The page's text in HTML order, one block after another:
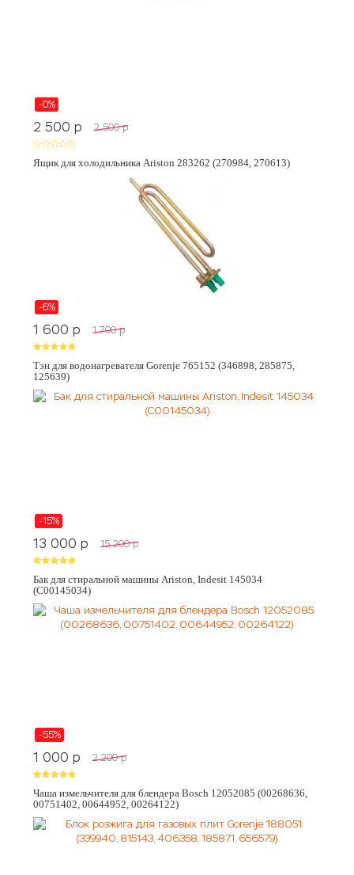
-0%
2 500 p 2 500 p
Ящик для холодильника Ariston 283262 (270984, 270613)
-6%
1 600 p 1 700 p
Тэн для водонагревателя Gorenje 765152 (346898, 285875,
125639)
-15%
13 000 p 15 200 p
Бак для стиральной машины Ariston, Indesit 145034
(C00145034)
-55%
1 000 p 2 200 p
Чаша измельчителя для блендера Bosch 12052085 (00268636,
00751402, 00644952, 00264122)